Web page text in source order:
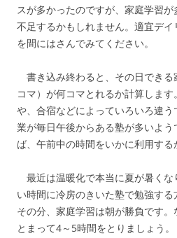
スが多かったのですが、家庭学習
不足するかもしれません。適宜デイ
を間にはさんでみてください。
書き込み終わると、その日できる
コマ）が何コマとれるか計算しま
や、合宿などによっていろいろ違
業が毎日午後からある塾が多いよ
ば、午前中の時間をいかに利用する
最近は温暖化で本当に夏が暑く
い時間に冷房のきいた塾で勉強する
その分、家庭学習は朝が勝負です
とまって4～5時間をとりましょう。